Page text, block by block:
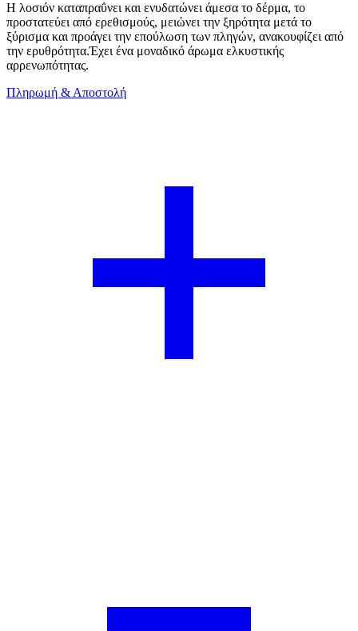
Η λοσιόν καταπραΰνει και ενυδατώνει άμεσα το δέρμα, το
προστατεύει από ερεθισμούς, μειώνει την ξηρότητα μετά το
ξύρισμα και προάγει την επούλωση των πληγών, ανακουφίζει από
την ερυθρότητα.Έχει ένα μοναδικό άρωμα ελκυστικής
αρρενωπότητας.
Πληρωμή & Αποστολή